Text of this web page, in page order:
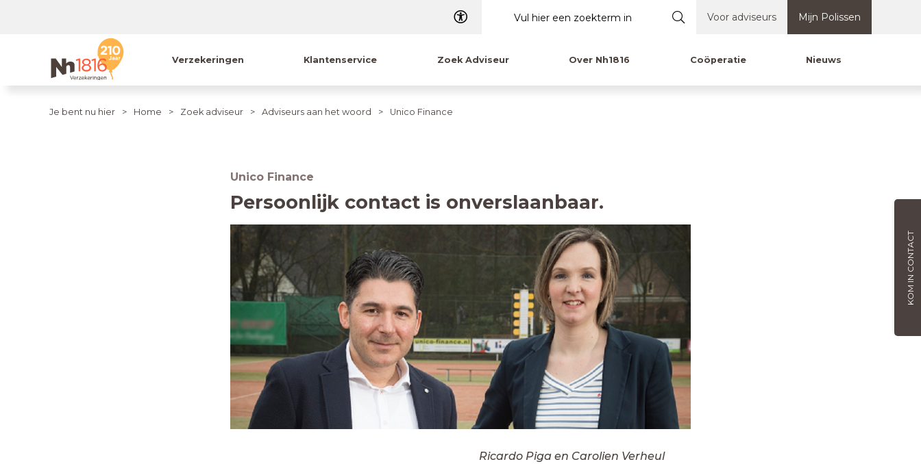
Dyslexie Voor adviseurs Mijn Polissen
Verzekeringen Klantenservice Zoek Adviseur Over Nh1816 Coöperatie Nieuws
KOM IN CONTACT
Je bent nu hier Home Zoek adviseur Adviseurs aan het woord Unico Finance
Unico Finance
Persoonlijk contact is onverslaanbaar.
Ricardo Piga en Carolien Verheul